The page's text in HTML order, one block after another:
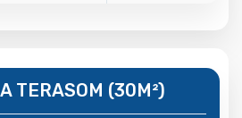
TERASOM (30M²)